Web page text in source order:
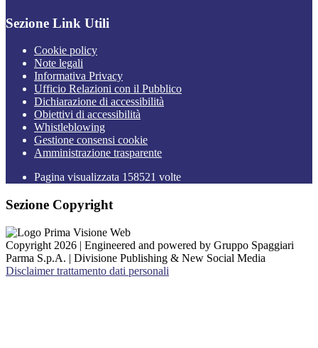
Sezione Link Utili
Cookie policy
Note legali
Informativa Privacy
Ufficio Relazioni con il Pubblico
Dichiarazione di accessibilità
Obiettivi di accessibilità
Whistleblowing
Gestione consensi cookie
Amministrazione trasparente
Pagina visualizzata 158521 volte
Sezione Copyright
Copyright 2026 | Engineered and powered by Gruppo Spaggiari
Parma S.p.A. | Divisione Publishing & New Social Media
Disclaimer trattamento dati personali